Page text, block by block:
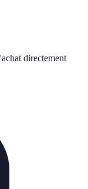
directement